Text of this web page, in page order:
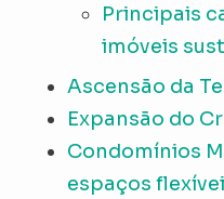
Principais
imóveis
Ascensão da
Expansão do
Condomínios
espaços